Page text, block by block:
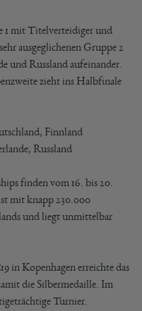
1 mit Titelverteidiger und
ausgeglichenen Gruppe 2
und Russland aufeinander.
zieht ins Halbfinale
Finnland
Russland
finden vom 16. bis 20.
mit knapp 230.000
und liegt unmittelbar
in Kopenhagen erreichte das
die Silbermedaille. Im
Turnier.